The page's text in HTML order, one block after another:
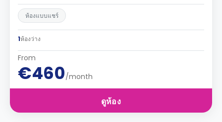
ห้องแบบแชร์
1ห้องว่าง
From
€460/month
ดูห้อง